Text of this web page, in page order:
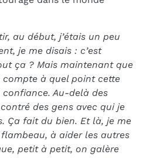
au début, j’étais un peu
je me disais : c’est
ça ? Mais maintenant que
compte à quel point cette
Au-delà des
des gens avec qui je
Ça fait du bien. Et là, je me
à aider les autres
petit à petit, on galère